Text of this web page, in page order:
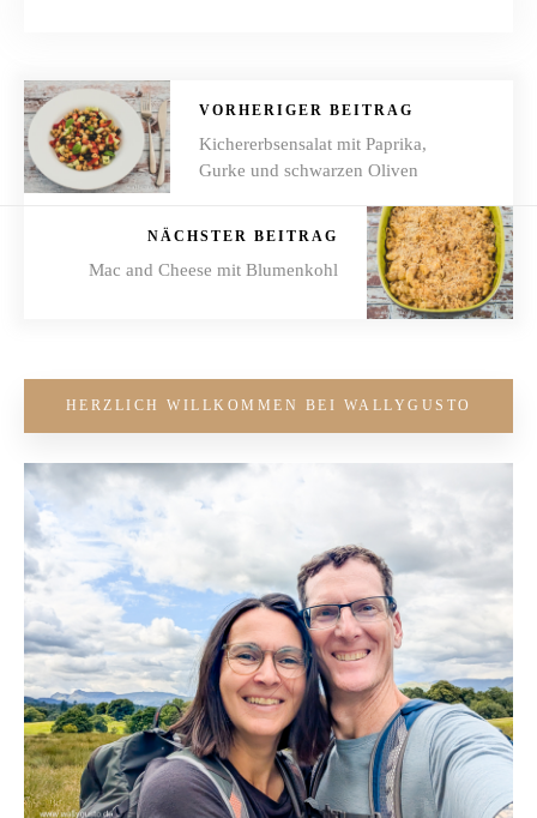
VORHERIGER BEITRAG
Kichererbsensalat mit Paprika,
Gurke und schwarzen Oliven
NÄCHSTER BEITRAG
Mac and Cheese mit Blumenkohl
HERZLICH WILLKOMMEN BEI WALLYGUSTO